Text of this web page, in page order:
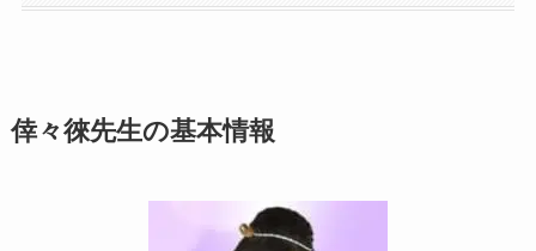
倖々徠先生の基本情報